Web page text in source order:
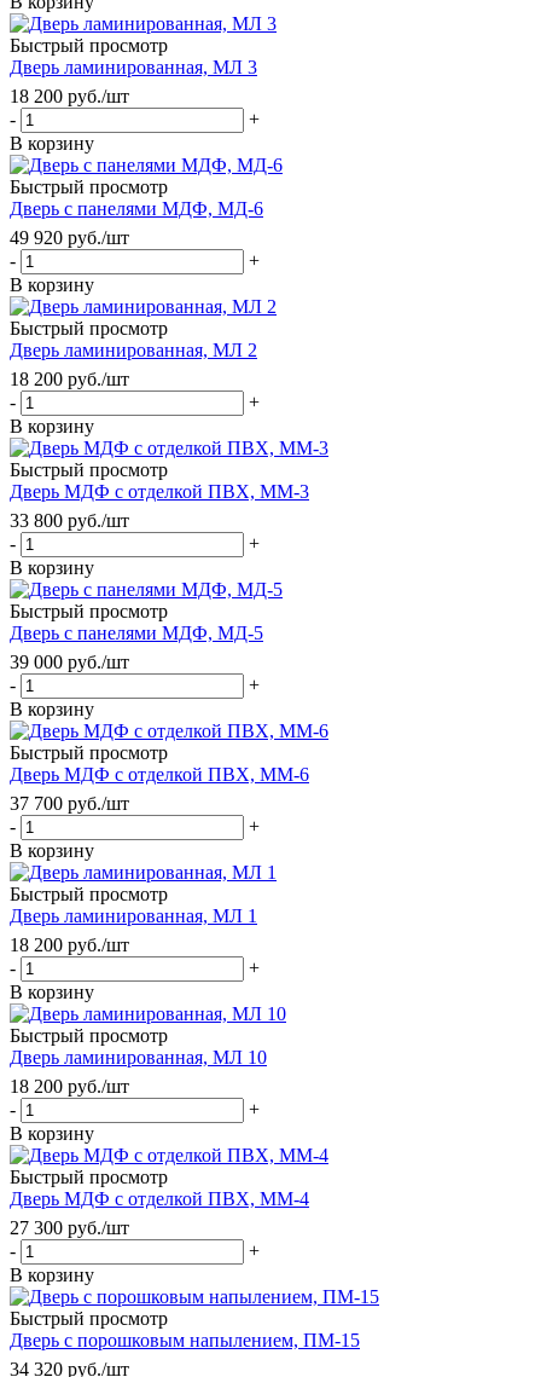
Быстрый просмотр
Дверь ламинированная, МЛ 3
18 200 руб./шт
-
+
В корзину
Быстрый просмотр
Дверь с панелями МДФ, МД-6
49 920 руб./шт
-
+
В корзину
Быстрый просмотр
Дверь ламинированная, МЛ 2
18 200 руб./шт
-
+
В корзину
Быстрый просмотр
Дверь МДФ с отделкой ПВХ, ММ-3
33 800 руб./шт
-
+
В корзину
Быстрый просмотр
Дверь с панелями МДФ, МД-5
39 000 руб./шт
-
+
В корзину
Быстрый просмотр
Дверь МДФ с отделкой ПВХ, ММ-6
37 700 руб./шт
-
+
В корзину
Быстрый просмотр
Дверь ламинированная, МЛ 1
18 200 руб./шт
-
+
В корзину
Быстрый просмотр
Дверь ламинированная, МЛ 10
18 200 руб./шт
-
+
В корзину
Быстрый просмотр
Дверь МДФ с отделкой ПВХ, ММ-4
27 300 руб./шт
-
+
В корзину
Быстрый просмотр
Дверь с порошковым напылением, ПМ-15
34 320 руб./шт